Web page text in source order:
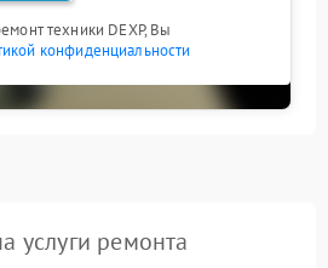
техники DEXP, Вы
конфиденциальности
услуги ремонта